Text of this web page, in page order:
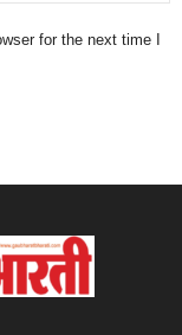
for the next time I